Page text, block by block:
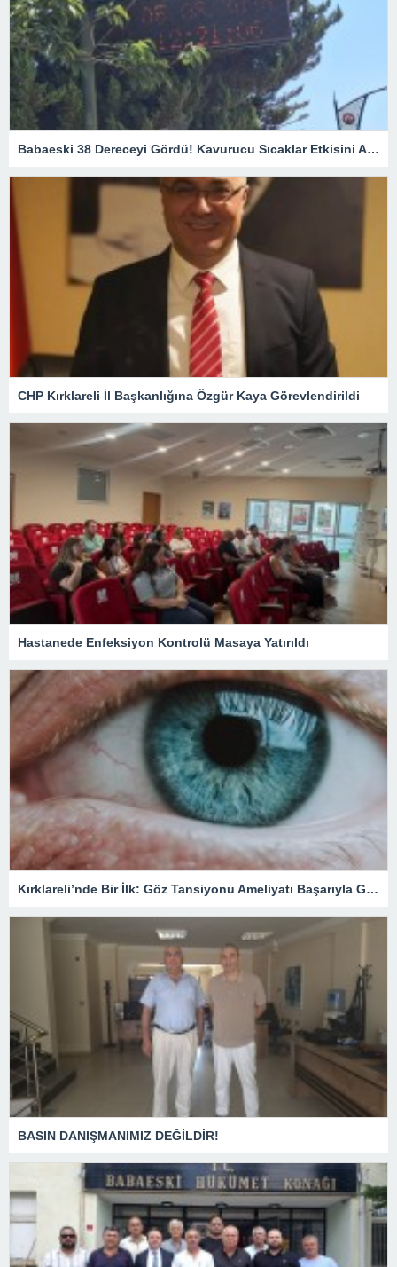
Babaeski 38 Dereceyi Gördü! Kavurucu Sıcaklar Etkisini Artırıyor
CHP Kırklareli İl Başkanlığına Özgür Kaya Görevlendirildi
Hastanede Enfeksiyon Kontrolü Masaya Yatırıldı
Kırklareli’nde Bir İlk: Göz Tansiyonu Ameliyatı Başarıyla Gerçekleştirildi
BASIN DANIŞMANIMIZ DEĞİLDİR!